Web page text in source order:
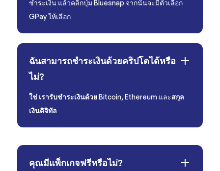
ชำระเงิน แล้วคลิกปุ่ม Bluesnap จากนั้นจะมีตัวเลือก
GPay ให้เลือก
ฉันสามารถชำระเงินด้วยคริปโตได้หรือ
ไม่?
ใช่ เรารับชำระเงินด้วยBitcoin, Ethereum และสกุล
เงินดิจิทัล
คุณมีแพ็กเกจฟรีหรือไม่?